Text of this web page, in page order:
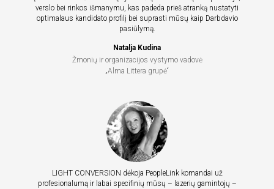
verslo bei rinkos išmanymu, kas padeda prieš atranką nustatyti
optimalaus kandidato profilį bei suprasti mūsų kaip Darbdavio
pasiūlymą.
Natalja Kudina
Žmonių ir organizacijos vystymo vadovė
„Alma Littera grupė“
LIGHT CONVERSION dėkoja PeopleLink komandai už
profesionalumą ir labai specifinių mūsų – lazerių gamintojų –